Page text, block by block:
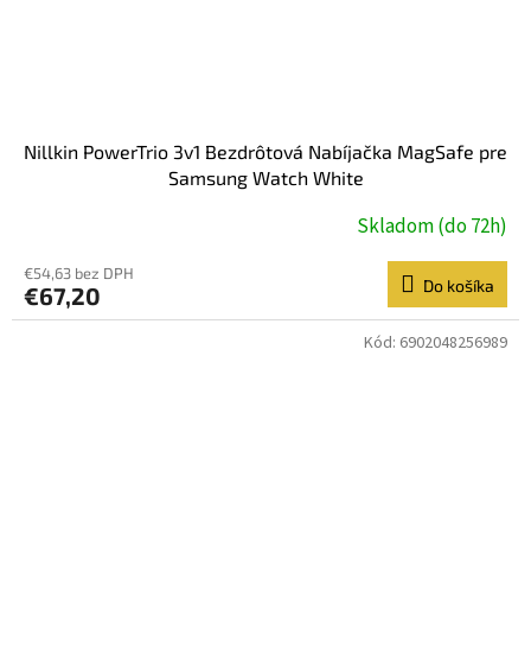
Nillkin PowerTrio 3v1 Bezdrôtová Nabíjačka MagSafe pre
Samsung Watch White
Skladom (do 72h)
€54,63 bez DPH
€67,20 Do košíka
Kód: 6902048256989